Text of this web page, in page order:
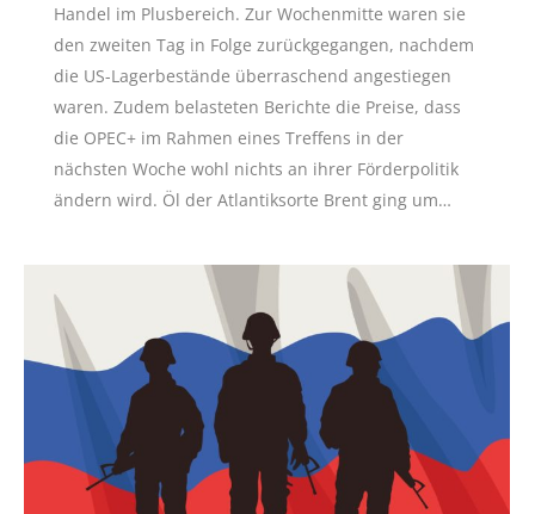
Handel im Plusbereich. Zur Wochenmitte waren sie
den zweiten Tag in Folge zurückgegangen, nachdem
die US-Lagerbestände überraschend angestiegen
waren. Zudem belasteten Berichte die Preise, dass
die OPEC+ im Rahmen eines Treffens in der
nächsten Woche wohl nichts an ihrer Förderpolitik
ändern wird. Öl der Atlantiksorte Brent ging um…